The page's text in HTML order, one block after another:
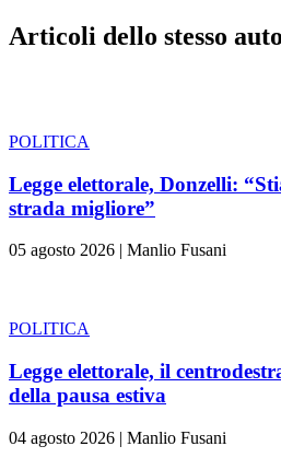
Articoli dello stesso
POLITICA
Legge elettorale, Donzelli:
strada migliore”
05 agosto 2026 | Manlio Fusani
POLITICA
Legge elettorale, il
della pausa estiva
04 agosto 2026 | Manlio Fusani